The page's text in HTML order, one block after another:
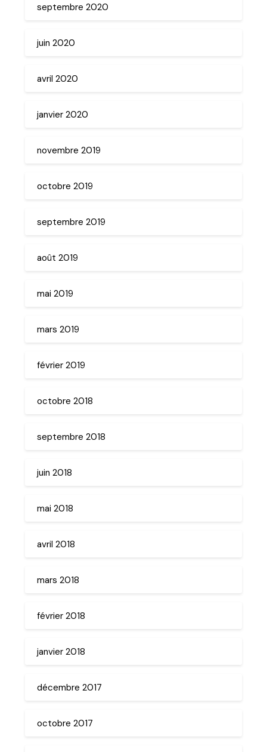
septembre 2020
juin 2020
avril 2020
janvier 2020
novembre 2019
octobre 2019
septembre 2019
août 2019
mai 2019
mars 2019
février 2019
octobre 2018
septembre 2018
juin 2018
mai 2018
avril 2018
mars 2018
février 2018
janvier 2018
décembre 2017
octobre 2017